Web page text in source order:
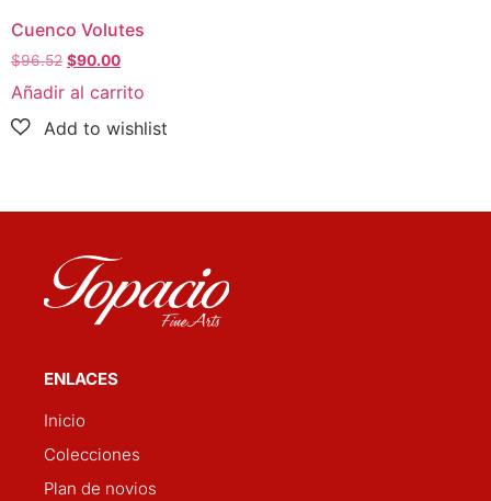
Cuenco Volutes
$96.52 $90.00
Añadir al carrito
ENLACES
Inicio
Colecciones
Plan de novios